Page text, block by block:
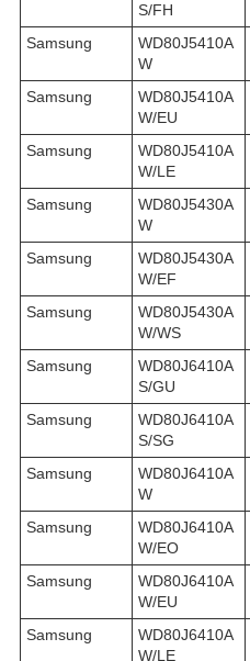
S/FH
Samsung
WD80J5410A
W
Samsung
WD80J5410A
W/EU
Samsung
WD80J5410A
W/LE
Samsung
WD80J5430A
W
Samsung
WD80J5430A
W/EF
Samsung
WD80J5430A
W/WS
Samsung
WD80J6410A
S/GU
Samsung
WD80J6410A
S/SG
Samsung
WD80J6410A
W
Samsung
WD80J6410A
W/EO
Samsung
WD80J6410A
W/EU
Samsung
WD80J6410A
W/LE